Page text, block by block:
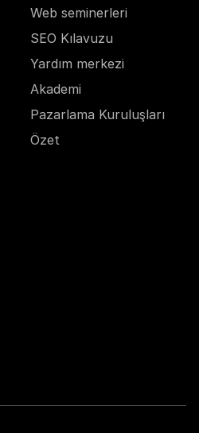
Web seminerleri
SEO Kılavuzu
Yardım merkezi
Akademi
Pazarlama Kuruluşları
Özet